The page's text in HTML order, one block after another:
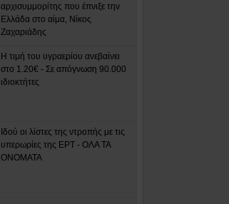
αρχισυμμορίτης που έπνιξε την
Ελλάδα στο αίμα, Νίκος
Ζαχαριάδης
Η τιμή του υγραερίου ανεβαίνει
στο 1.20€ - Σε απόγνωση 90.000
ιδιοκτήτες
Ιδού οι λίστες της ντροπής με τις
υπερωρίες της ΕΡΤ - ΟΛΑ ΤΑ
ΟΝΟΜΑΤΑ